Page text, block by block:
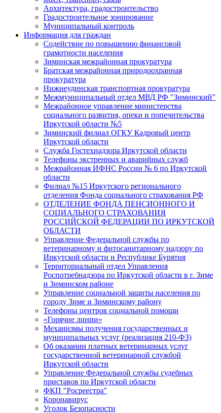
Архитектура, градостроительство
Градостроительное зонирование
Муниципальный контроль
Информация для граждан
Содействие по повышению финансовой
грамотности населения
Зиминская межрайонная прокуратура
Братская межрайонная природоохранная
прокуратура
Нижнеудинская транспортная прокуратура
Межмуниципальный отдел МВД РФ "Зиминский"
Межрайонное управление министерства
социального развития, опеки и попечительства
Иркутской области №5
Зиминский филиал ОГКУ Кадровый центр
Иркутской области
Служба Гостехнадзора Иркутской области
Телефоны экстренных и аварийных служб
Межрайонная ИФНС России № 6 по Иркутской
области
Филиал №15 Иркутского регионального
отделения Фонда социального страхования РФ
ОТДЕЛЕНИЕ ФОНДА ПЕНСИОННОГО И
СОЦИАЛЬНОГО СТРАХОВАНИЯ
РОССИЙСКОЙ ФЕДЕРАЦИИ ПО ИРКУТСКОЙ
ОБЛАСТИ
Управление Федеральной службы по
ветеринарному и фитосанитарному надзору по
Иркутской области и Республике Бурятия
Территориальный отдел Управления
Роспотребнадзора по Иркутской области в г. Зиме
и Зиминском районе
Управление социальной защиты населения по
городу Зиме и Зиминскому району
Телефоны центров социальной помощи
«Горячие линии»
Механизмы получения государственных и
муниципальных услуг (реализация 210-ФЗ)
Об оказании платных ветеринарных услуг
государственной ветеринарной службой
Иркутской области
Управление Федеральной службы судебных
приставов по Иркутской области
ФКП "Росреестра"
Коронавирус
Уголок Безопасности